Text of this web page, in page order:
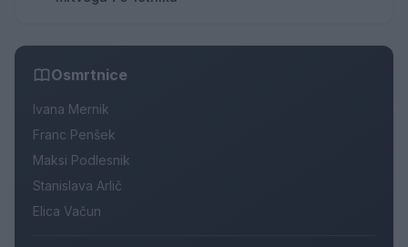
Osmrtnice
Ivana Mernik
Franc Penšek
Maksi Podlesnik
Stanislava Arlič
Elica Vačun